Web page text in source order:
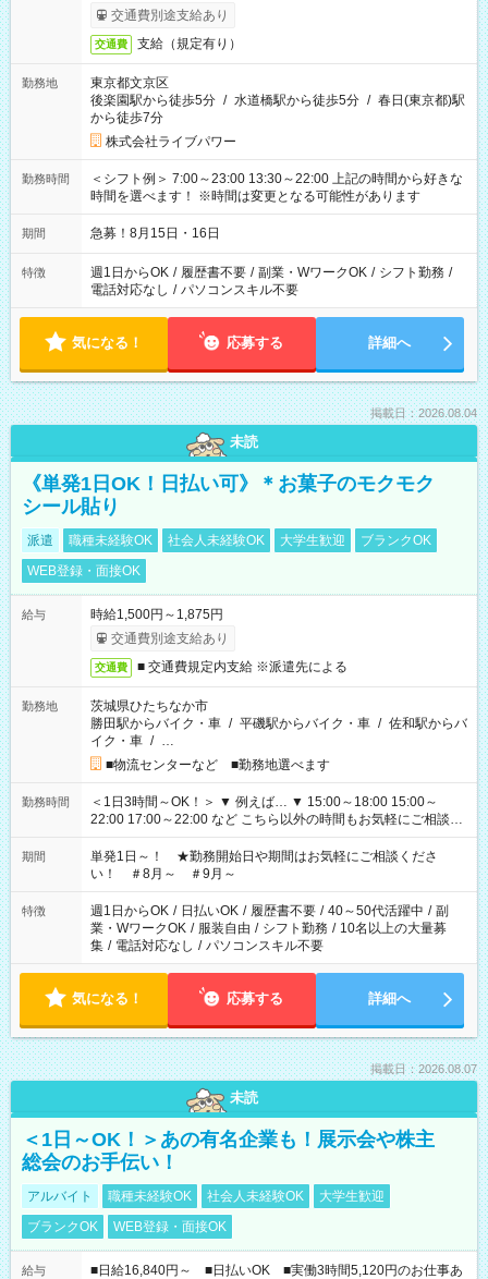
交通費別途支給あり
交通費 支給（規定有り）
勤務地
東京都文京区
後楽園駅から徒歩5分 / 水道橋駅から徒歩5分 / 春日(東京都)駅
から徒歩7分
株式会社ライブパワー
勤務時間
＜シフト例＞ 7:00～23:00 13:30～22:00 上記の時間から好きな
時間を選べます！ ※時間は変更となる可能性があります
期間 急募！8月15日・16日
特徴 週1日からOK / 履歴書不要 / 副業・WワークOK / シフト勤務 /
電話対応なし / パソコンスキル不要
気になる！ 応募する 詳細へ
掲載日：2026.08.04
未読
《単発1日OK！日払い可》＊お菓子のモクモク
シール貼り
派遣 職種未経験OK 社会人未経験OK 大学生歓迎
ブランクOK
WEB登録・面接OK
給与
時給1,500円～1,875円
交通費別途支給あり
交通費 ■ 交通費規定内支給 ※派遣先による
勤務地
茨城県ひたちなか市
勝田駅からバイク・車 / 平磯駅からバイク・車 / 佐和駅からバ
イク・車 / …
■物流センターなど ■勤務地選べます
勤務時間
＜1日3時間～OK！＞ ▼ 例えば… ▼ 15:00～18:00 15:00～
22:00 17:00～22:00 など こちら以外の時間もお気軽にご相談く
ださい！
期間
単発1日～！ ★勤務開始日や期間はお気軽にご相談くださ
い！ ＃8月～ ＃9月～
特徴 週1日からOK / 日払いOK / 履歴書不要 / 40～50代活躍中 / 副
業・WワークOK / 服装自由 / シフト勤務 / 10名以上の大量募
集 / 電話対応なし / パソコンスキル不要
気になる！ 応募する 詳細へ
掲載日：2026.08.07
未読
＜1日～OK！＞あの有名企業も！展示会や株主
総会のお手伝い！
アルバイト 職種未経験OK 社会人未経験OK
大学生歓迎
ブランクOK
WEB登録・面接OK
給与 ■日給16,840円～ ■日払いOK ■実働3時間5,120円のお仕事あ